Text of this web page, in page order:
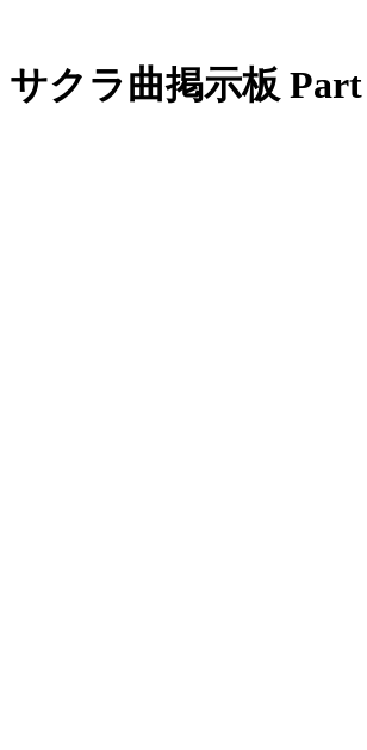
サクラ曲掲示板